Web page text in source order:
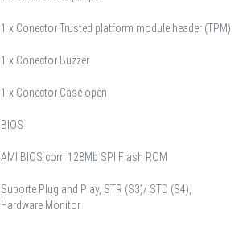
1 x Conector Trusted platform module header (TPM)
1 x Conector Buzzer
1 x Conector Case open
BIOS
AMI BIOS com 128Mb SPI Flash ROM
Suporte Plug and Play, STR (S3)/ STD (S4),
Hardware Monitor